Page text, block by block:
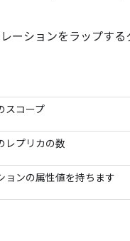
ーションをラップす
スコープ
レプリカの数
ョンの属性値を持ちます